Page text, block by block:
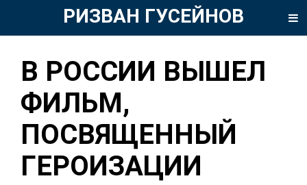
РИЗВАН ГУСЕЙНОВ
В РОССИИ ВЫШЕЛ
ФИЛЬМ,
ПОСВЯЩЕННЫЙ
ГЕРОИЗАЦИИ